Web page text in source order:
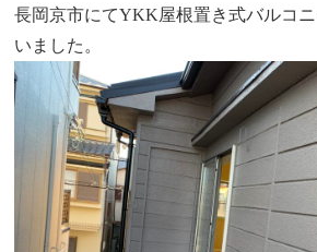
長岡京市にてYKK屋根置き式バルコ
いました。